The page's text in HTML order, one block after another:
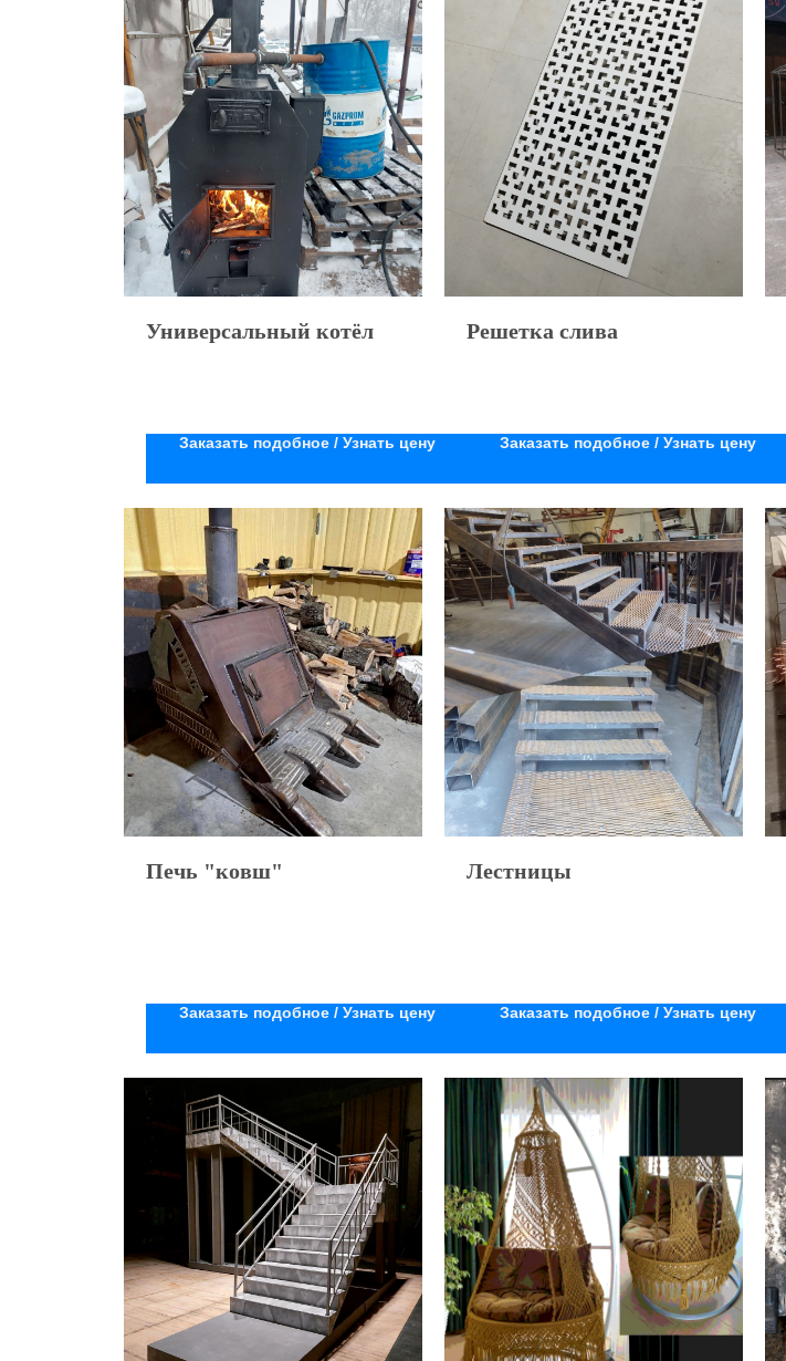
Универсальный котёл
Заказать подобное / Узнать цену
Решетка слива
Заказать подобное / Узнать цену
Печь "ковш"
Заказать подобное / Узнать цену
Лестницы
Заказать подобное / Узнать цену